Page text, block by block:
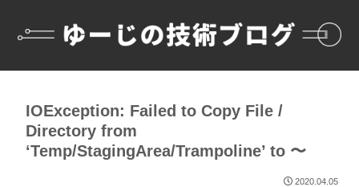
IOException: Failed to Copy File /
Directory from
‘Temp/StagingArea/Trampoline’ to 〜
2020.04.05